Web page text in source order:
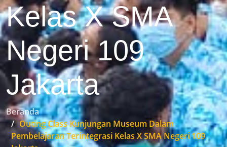
Kelas X SMA
Negeri 109
Jakarta
Beranda
Outing Class Kunjungan Museum Dalam
Pembelajaran Terintegrasi Kelas X SMA Negeri 109